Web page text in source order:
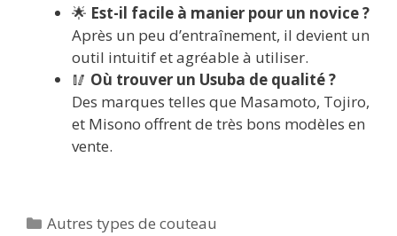
🌟 Est-il facile à manier pour un novice ?
Après un peu d’entraînement, il devient un
outil intuitif et agréable à utiliser.
🥢 Où trouver un Usuba de qualité ?
Des marques telles que Masamoto, Tojiro,
et Misono offrent de très bons modèles en
vente.
Catégories
Autres types de couteau